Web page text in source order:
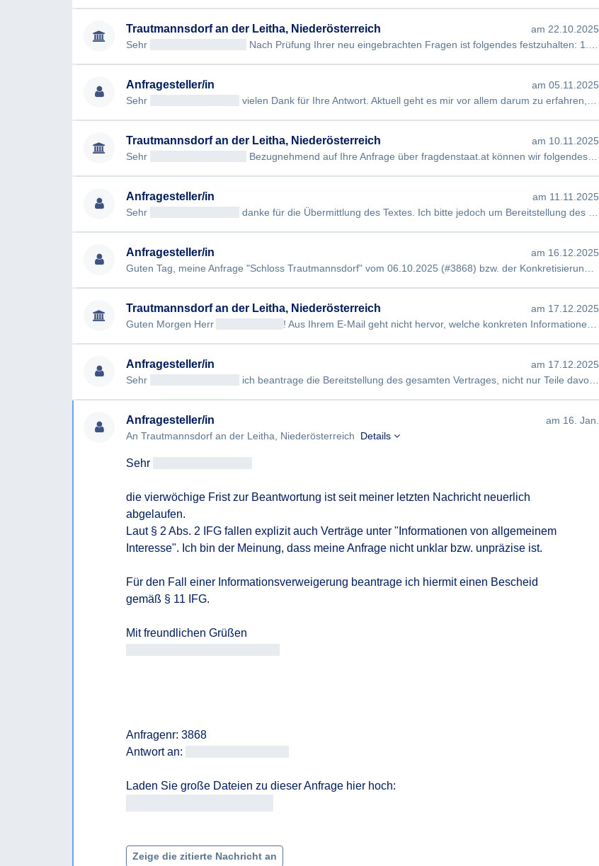
Trautmannsdorf an der Leitha, Niederösterreich
am 22.10.2025
Sehr
Nach Prüfung Ihrer neu eingebrachten Fragen ist folgendes festzuhalten: 1. Welch…
Anfragesteller/in
am 05.11.2025
Sehr
vielen Dank für Ihre Antwort. Aktuell geht es mir vor allem darum zu erfahren, ob mit de…
Trautmannsdorf an der Leitha, Niederösterreich
am 10.11.2025
Sehr
Bezugnehmend auf Ihre Anfrage über fragdenstaat.at können wir folgendes beauskunften…
Anfragesteller/in
am 11.11.2025
Sehr
danke für die Übermittlung des Textes. Ich bitte jedoch um Bereitstellung des gesamten Do…
Anfragesteller/in
am 16.12.2025
Trautmannsdorf an der Leitha, Niederösterreich
am 17.12.2025
Guten Morgen Herr
! Aus Ihrem E-Mail geht nicht hervor, welche konkreten Informationen Sie in Bez…
Anfragesteller/in
am 17.12.2025
Sehr
ich beantrage die Bereitstellung des gesamten Vertrages, nicht nur Teile davon. Mit freu…
Anfragesteller/in
am 16. Jan.
An Trautmannsdorf an der Leitha, Niederösterreich
Details
Sehr
die vierwöchige Frist zur Beantwortung ist seit meiner letzten Nachricht neuerlich
abgelaufen.
Laut § 2 Abs. 2 IFG fallen explizit auch Verträge unter "Informationen von allgemeinem
Interesse". Ich bin der Meinung, dass meine Anfrage nicht unklar bzw. unpräzise ist.
Für den Fall einer Informationsverweigerung beantrage ich hiermit einen Bescheid
gemäß § 11 IFG.
Anfragenr: 3868
Antwort an:
Zeige die zitierte Nachricht an